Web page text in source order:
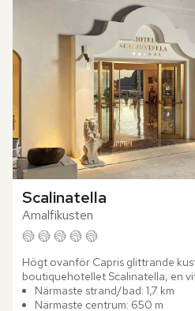
Scalinatella
Amalfikusten
Högt ovanför Capris glittrande
boutiquehotellet Scalinatella, en
eleganta Via Tragara. Sedan
familjen...
Närmaste strand/bad: 1,7 km
Närmaste centrum: 650 m